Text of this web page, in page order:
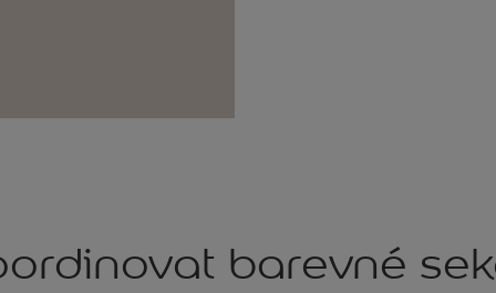
barevné